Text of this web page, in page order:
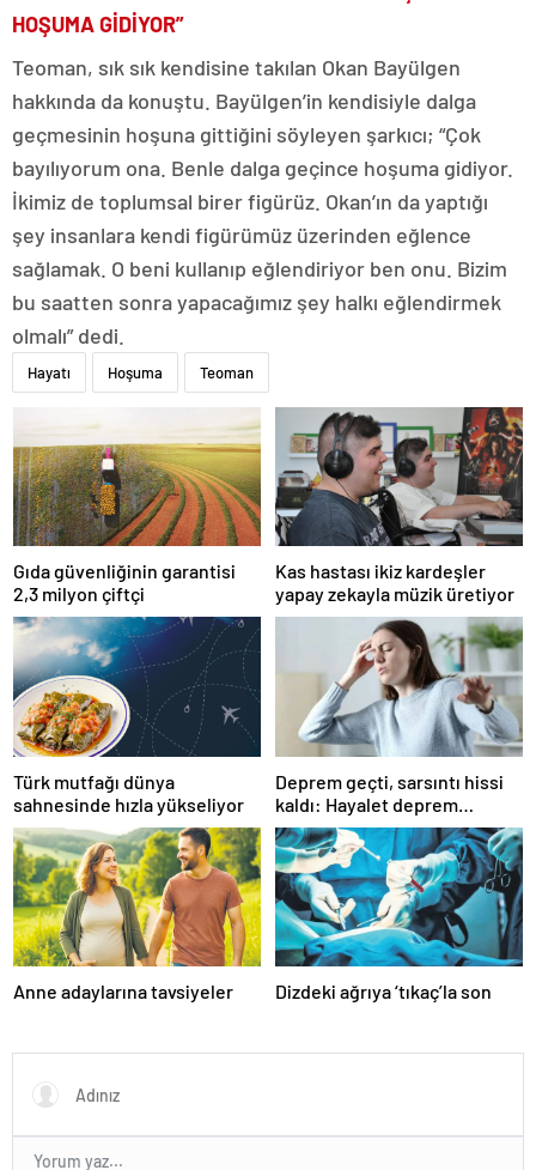
HOŞUMA GİDİYOR”
Teoman, sık sık kendisine takılan Okan Bayülgen
hakkında da konuştu. Bayülgen’in kendisiyle dalga
geçmesinin hoşuna gittiğini söyleyen şarkıcı; “Çok
bayılıyorum ona. Benle dalga geçince hoşuma gidiyor.
İkimiz de toplumsal birer figürüz. Okan’ın da yaptığı
şey insanlara kendi figürümüz üzerinden eğlence
sağlamak. O beni kullanıp eğlendiriyor ben onu. Bizim
bu saatten sonra yapacağımız şey halkı eğlendirmek
olmalı” dedi.
Hayatı Hoşuma Teoman
Gıda güvenliğinin garantisi
2,3 milyon çiftçi
Kas hastası ikiz kardeşler
yapay zekayla müzik üretiyor
Türk mutfağı dünya
sahnesinde hızla yükseliyor
Deprem geçti, sarsıntı hissi
kaldı: Hayalet deprem
algısına dikkat!
Anne adaylarına tavsiyeler Dizdeki ağrıya ‘tıkaç’la son